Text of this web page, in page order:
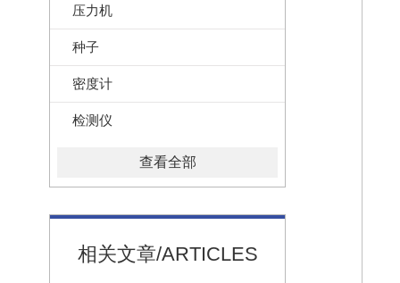
压力机
种子
密度计
检测仪
查看全部
相关文章/ARTICLES